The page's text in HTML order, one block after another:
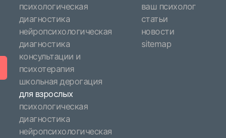
психологическая
диагностика
нейропсихологическая
диагностика
консультации и
психотерапия
школьная дерогация
для взрослых
психологическая
диагностика
нейропсихологическая
ваш психолог
статьи
новости
sitemap